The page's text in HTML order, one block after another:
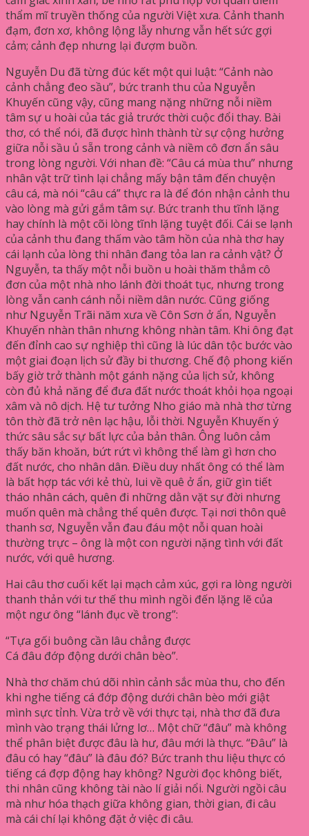
thẩm mĩ truyền thống của người Việt xưa. Cảnh thanh
đạm, đơn xơ, không lộng lẫy nhưng vẫn hết sức gợi
cảm; cảnh đẹp nhưng lại đượm buồn.
Nguyễn Du đã từng đúc kết một qui luật: “Cảnh nào
cảnh chẳng đeo sầu”, bức tranh thu của Nguyễn
Khuyến cũng vậy, cũng mang nặng những nỗi niềm
tâm sự u hoài của tác giả trước thời cuộc đổi thay. Bài
thơ, có thể nói, đã được hình thành từ sự cộng hưởng
giữa nỗi sầu ủ sẵn trong cảnh và niềm cô đơn ẩn sâu
trong lòng người. Với nhan đề: “Câu cá mùa thu” nhưng
nhân vật trữ tình lại chẳng mấy bận tâm đến chuyện
câu cá, mà nói “câu cá” thực ra là để đón nhận cảnh thu
vào lòng mà gửi gắm tâm sự. Bức tranh thu tĩnh lặng
hay chính là một cõi lòng tĩnh lặng tuyệt đối. Cái se lạnh
của cảnh thu đang thấm vào tâm hồn của nhà thơ hay
cái lạnh của lòng thi nhân đang tỏa lan ra cảnh vật? Ở
Nguyễn, ta thấy một nỗi buồn u hoài thăm thẳm cô
đơn của một nhà nho lánh đời thoát tục, nhưng trong
lòng vẫn canh cánh nỗi niềm dân nước. Cũng giống
như Nguyễn Trãi năm xưa về Côn Sơn ở ẩn, Nguyễn
Khuyến nhàn thân nhưng không nhàn tâm. Khi ông đạt
đến đỉnh cao sự nghiệp thì cũng là lúc dân tộc bước vào
một giai đoạn lịch sử đầy bi thương. Chế độ phong kiến
bấy giờ trở thành một gánh nặng của lịch sử, không
còn đủ khả năng để đưa đất nước thoát khỏi họa ngoại
xâm và nô dịch. Hệ tư tưởng Nho giáo mà nhà thơ từng
tôn thờ đã trở nên lạc hậu, lỗi thời. Nguyễn Khuyến ý
thức sâu sắc sự bất lực của bản thân. Ông luôn cảm
thấy băn khoăn, bứt rứt vì không thể làm gì hơn cho
đất nước, cho nhân dân. Điều duy nhất ông có thể làm
là bất hợp tác với kẻ thù, lui về quê ở ẩn, giữ gìn tiết
tháo nhân cách, quên đi những dằn vặt sự đời nhưng
muốn quên mà chẳng thể quên được. Tại nơi thôn quê
thanh sơ, Nguyễn vẫn đau đáu một nỗi quan hoài
thường trực – ông là một con người nặng tình với đất
nước, với quê hương.
Hai câu thơ cuối kết lại mạch cảm xúc, gợi ra lòng người
thanh thản với tư thế thu mình ngồi đến lặng lẽ của
một ngư ông “lánh đục về trong”:
“Tựa gối buông cần lâu chẳng được
Cá đâu đớp động dưới chân bèo”.
Nhà thơ chăm chú dõi nhìn cảnh sắc mùa thu, cho đến
khi nghe tiếng cá đớp động dưới chân bèo mới giật
mình sực tỉnh. Vừa trở về với thực tại, nhà thơ đã đưa
mình vào trạng thái lửng lơ… Một chữ “đâu” mà không
thể phân biệt được đâu là hư, đâu mới là thực. “Đâu” là
đâu có hay “đâu” là đâu đó? Bức tranh thu liệu thực có
tiếng cá đợp động hay không? Người đọc không biết,
thi nhân cũng không tài nào lí giải nổi. Người ngồi câu
mà như hóa thạch giữa không gian, thời gian, đi câu
mà cái chí lại không đặt ở việc đi câu.